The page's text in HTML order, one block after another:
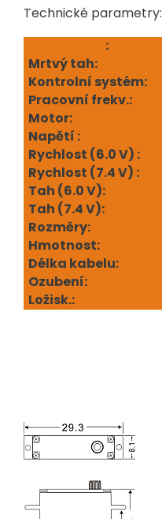
Technické parametry:
:
Mrtvý tah:
Kontrolní systém:
Pracovní frekv.:
Motor:
Napětí :
Rychlost (6.0 V) :
Rychlost (7.4 V) :
Tah (6.0 V):
Tah (7.4 V):
Rozměry:
Hmotnost:
Délka kabelu:
Ozubení:
Ložisk.: